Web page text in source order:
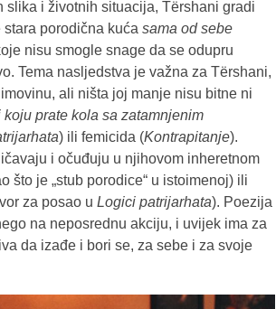
i životnih situacija, Tërshani gradi
porodična kuća sama od sebe
nisu smogle snage da se odupru
Tema nasljedstva je važna za Tërshani,
ali ništa joj manje nisu bitne ni
prate kola sa zatamnjenim
) ili femicida (Kontrapitanje).
i očuđuju u njihovom inheretnom
što je „stub porodice“ u istoimenoj) ili
za posao u Logici patrijarhata). Poezija
na neposrednu akciju, i uvijek ima za
da izađe i bori se, za sebe i za svoje